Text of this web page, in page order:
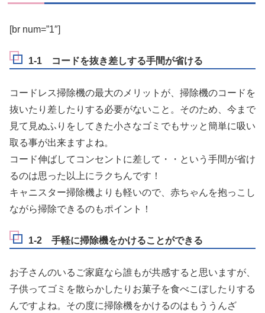
[br num=”1″]
1-1 コードを抜き差しする手間が省ける
コードレス掃除機の最大のメリットが、 掃除機のコードを
抜いたり差したりする必要がないこと。そのため、今まで
見て見ぬふりをしてきた小さなゴミでもサッと簡単に吸い
取る事が出来ますよね。
コード伸ばしてコンセントに差して・・という手間が省け
るのは思った以上にラクちんです！
キャニスター掃除機よりも軽いので、赤ちゃんを抱っこし
ながら掃除できるのもポイント！
1-2 手軽に掃除機をかけることができる
お子さんのいるご家庭なら誰もが共感すると思いますが、
子供ってゴミを散らかしたりお菓子を食べこぼしたりする
んですよね。その度に掃除機をかけるのはもううんざ